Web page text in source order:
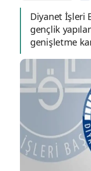
Diyanet İşleri
gençlik
genişletme